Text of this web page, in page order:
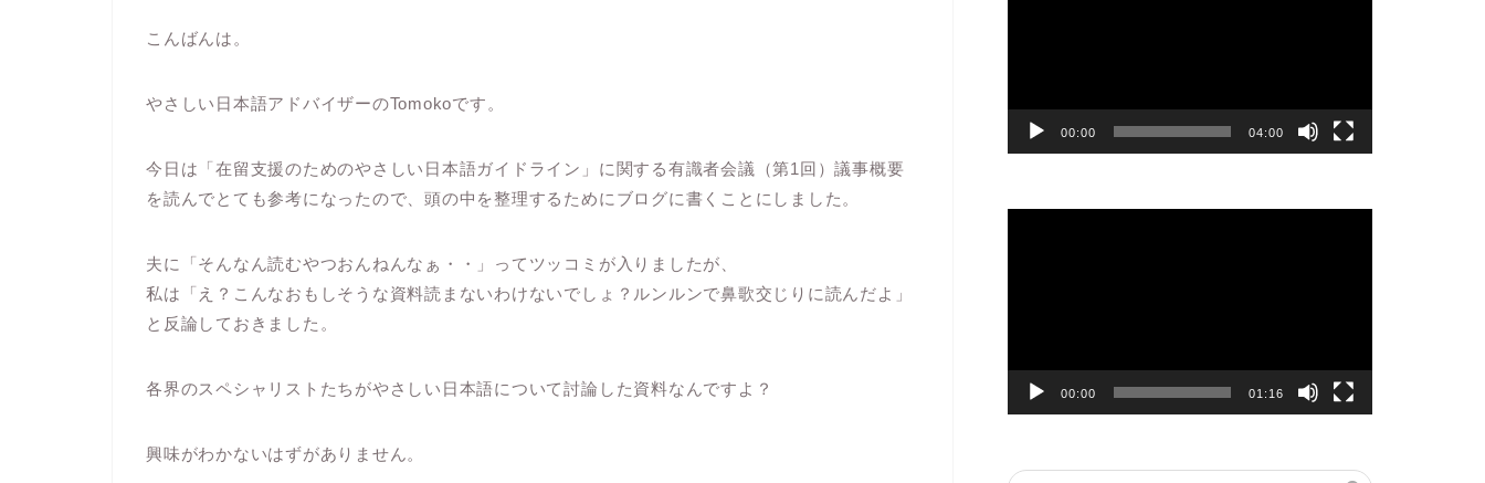
こんばんは。
やさしい日本語アドバイザーのTomokoです。
今日は 「在留支援のためのやさしい日本語ガイドライン」に関する有識者会議（第1回）議事概要
を読んでとても参考になったので、頭の中を整理するためにブログに書くことにしました。
夫に「そんなん読むやつおんねんなぁ・・」ってツッコミが入りましたが、
私は「え？こんなおもしそうな資料読まないわけないでしょ？ルンルンで鼻歌交じりに読んだよ」
と反論しておきました。
各界のスペシャリストたちがやさしい日本語について討論した資料なんですよ？
興味がわかないはずがありません。
00:00 04:00
00:00 01:16